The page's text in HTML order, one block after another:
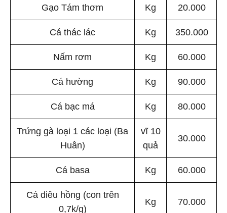
Gạo Tám thơm Kg 20.000
Cá thác lác Kg 350.000
Nấm rơm Kg 60.000
Cá hường Kg 90.000
Cá bạc má Kg 80.000
Trứng gà loại 1 các loại (Ba
Huân)
vĩ 10
quả
30.000
Cá basa Kg 60.000
Cá diêu hồng (con trên
0,7k/g)
Kg 70.000